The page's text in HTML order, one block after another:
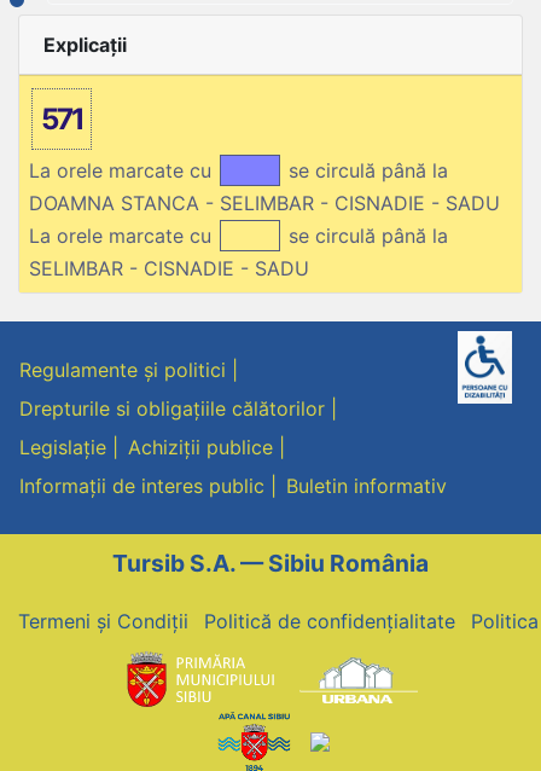
Explicații
571
La orele marcate cu
se circulă până la
DOAMNA STANCA - SELIMBAR - CISNADIE - SADU
La orele marcate cu
se circulă până la
SELIMBAR - CISNADIE - SADU
Regulamente și politici
Drepturile si obligațiile călătorilor
Legislație
Achiziții publice
Informații de interes public
Buletin informativ
Tursib S.A. — Sibiu România
Termeni și Condiții Politică de confidențialitate